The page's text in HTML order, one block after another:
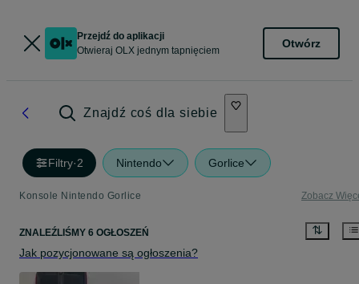
Przejdź do aplikacji
Otwieraj OLX jednym tapnięciem
Otwórz
Znajdź coś dla siebie
Filtry·2 Nintendo Gorlice
Konsole Nintendo Gorlice Zobacz
ZNALEŹLIŚMY 6 OGŁOSZEŃ
Jak pozycjonowane są ogłoszenia?